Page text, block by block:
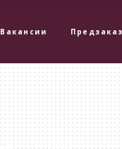
Вакансии Предзаказ